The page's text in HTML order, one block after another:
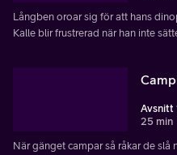
Långben oroar sig för att hans
Kalle blir frustrerad när han inte
Avsnitt
25 min
När gänget campar så råkar de slå